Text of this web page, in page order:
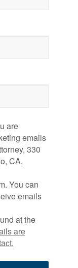
are
emails
330
CA,
You can
emails
at the
are